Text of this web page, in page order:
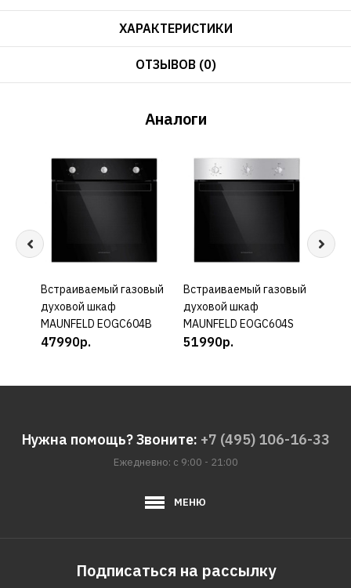
ХАРАКТЕРИСТИКИ
ОТЗЫВОВ (0)
Аналоги
КУПИТЬ
Встраиваемый газовый
духовой шкаф
MAUNFELD EOGC604B
47990р.
КУПИТЬ
Встраиваемый газовый
духовой шкаф
MAUNFELD EOGC604S
51990р.
Нужна помощь? Звоните: +7 (495) 106-16-33
Ежедневно: с 9:00 - 21:00
МЕНЮ
Подписаться на рассылку